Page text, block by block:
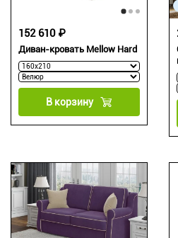
Диван-кровать Mellow Hard
152 610 ₽
В корзину